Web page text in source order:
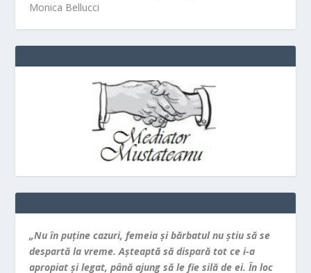
Monica Bellucci
„Nu în puţine cazuri, femeia şi bărbatul nu ştiu să se
despartă la vreme. Aşteaptă să dispară tot ce i-a
apropiat şi legat, până ajung să le fie silă de ei. În loc